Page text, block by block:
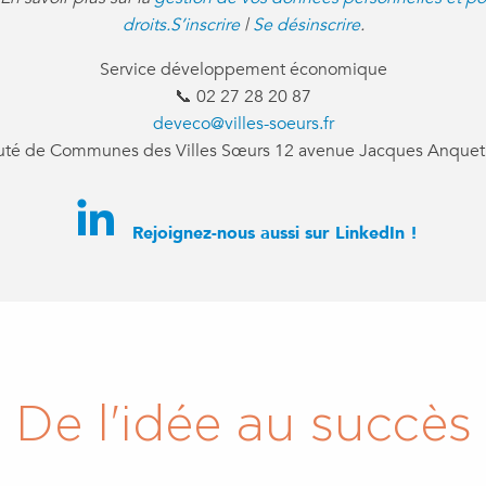
droits.S’inscrire|Se désinscrire.
Service développement économique
📞 02 27 28 20 87
deveco@villes-soeurs.fr
de Communes des Villes Sœurs 12 avenue Jacques
Rejoignez-nous aussi sur LinkedIn !
De l'idée au succès